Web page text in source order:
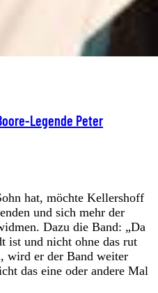
Legende Peter
hat, möchte Kellershoff
und sich mehr der
Dazu die Band: „Da
ist und nicht ohne das rut
wird er der Band weiter
das eine oder andere Mal